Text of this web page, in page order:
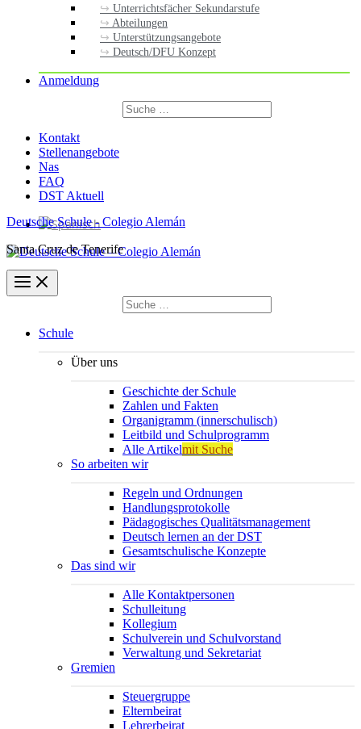
Unterrichtsfächer Sekundarstufe
Abteilungen
Unterstützungsangebote
Deutsch/DFU Konzept
Anmeldung
Suchen
nach:
Kontakt
Stellenangebote
Nas
FAQ
DST Aktuell
Deutsche Schule - Colegio Alemán
Santa Cruz de Tenerife
Suchen
nach:
Schule
Über uns
Geschichte der Schule
Zahlen und Fakten
Organigramm (innerschulisch)
Leitbild und Schulprogramm
Alle Artikelmit Suche
So arbeiten wir
Regeln und Ordnungen
Handlungsprotokolle
Pädagogisches Qualitätsmanagement
Deutsch lernen an der DST
Gesamtschulische Konzepte
Das sind wir
Alle Kontaktpersonen
Schulleitung
Kollegium
Schulverein und Schulvorstand
Verwaltung und Sekretariat
Gremien
Steuergruppe
Elternbeirat
Lehrerbeirat